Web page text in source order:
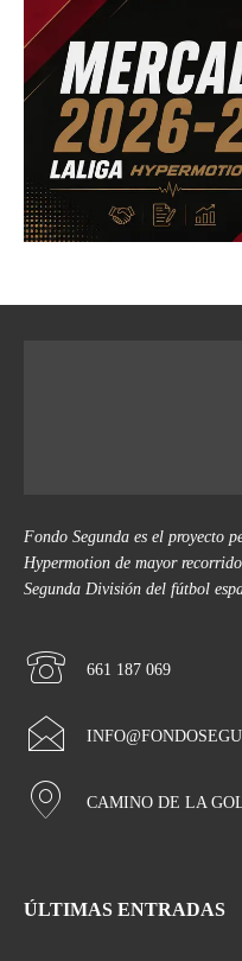
Fondo Segunda es el proyecto
Hypermotion de mayor
Segunda División del fútbol
661 187 069
CAMINO DE LA
ÚLTIMAS ENTRADAS